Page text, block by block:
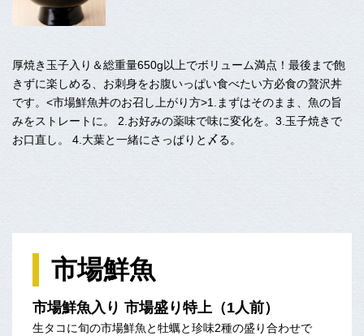
厚焼き玉子入り＆総重量650g以上でボリューム満点！最後まで飽
きずに楽しめる、お刺身をお腹いっぱい食べたい方必食の贅沢丼
です。<市場鮮魚丼のお召し上がり方>1.まずはそのまま、魚の旨
みをストレートに。 2.お好みの薬味で味に変化を。3.玉子焼きで
お口直し。 4.大葉と一緒にさっぱりと〆る。
市場鮮魚
市場鮮魚入り 市場盛り特上（1人前）
生タコに旬の市場鮮魚と牡蠣と珍味2種の盛り合わせで